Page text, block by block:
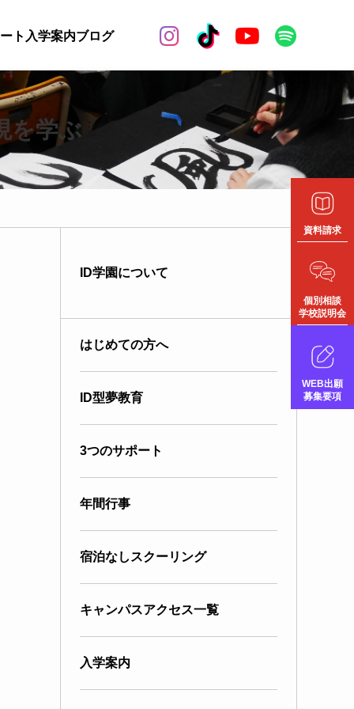
ト 入学案内ブログ  
資料請求
個別相談
学校説明会
WEB出願
募集要項
を学ぶ
ID学園について
はじめての方へ
ID型夢教育
3つのサポート
年間行事
宿泊なしスクーリング
キャンパスアクセス一覧
入学案内